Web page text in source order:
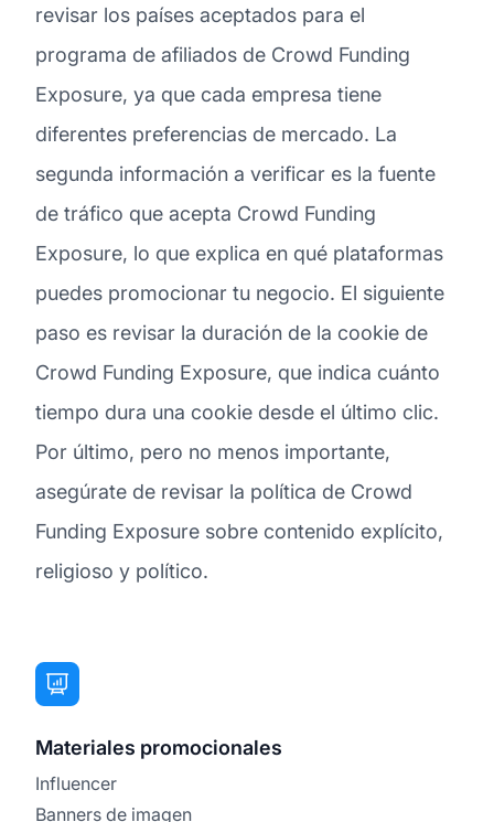
revisar los países aceptados para el
programa de afiliados de Crowd Funding
Exposure, ya que cada empresa tiene
diferentes preferencias de mercado. La
segunda información a verificar es la fuente
de tráfico que acepta Crowd Funding
Exposure, lo que explica en qué plataformas
puedes promocionar tu negocio. El siguiente
paso es revisar la duración de la cookie de
Crowd Funding Exposure, que indica cuánto
tiempo dura una cookie desde el último clic.
Por último, pero no menos importante,
asegúrate de revisar la política de Crowd
Funding Exposure sobre contenido explícito,
religioso y político.
Materiales promocionales
Influencer
Banners de imagen